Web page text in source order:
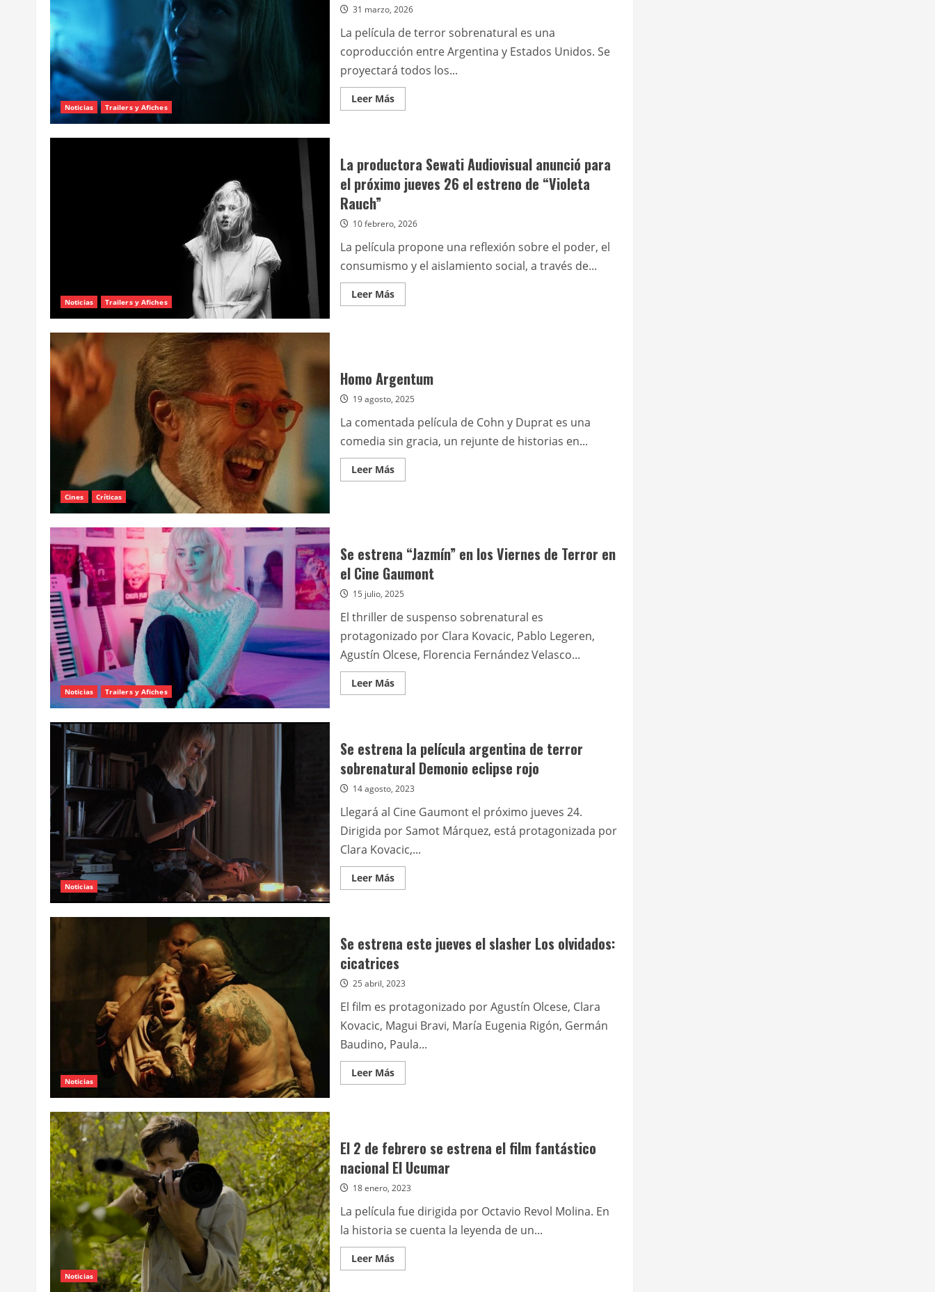
Noticias Trailers y Afiches
31 marzo, 2026
La película de terror sobrenatural es una
coproducción entre Argentina y Estados Unidos. Se
proyectará todos los...
Leer MásLeer
más
invocó
mi
nombre”
se
estrena
de
en
el
Cine
Gaumont
Noticias Trailers y Afiches
La productora Sewati Audiovisual anunció para
el próximo jueves 26 el estreno de “Violeta
Rauch”
10 febrero, 2026
La película propone una reflexión sobre el poder, el
consumismo y el aislamiento social, a través de...
Leer MásLeer
más
anunció
para
el
próximo
26
el
estreno
de
“Violeta
Rauch”
Cines Críticas
Homo Argentum
19 agosto, 2025
La comentada película de Cohn y Duprat es una
comedia sin gracia, un rejunte de historias en...
Leer MásLeer
más
Noticias Trailers y Afiches
Se estrena “Jazmín” en los Viernes de Terror en
el Cine Gaumont
15 julio, 2025
El thriller de suspenso sobrenatural es
protagonizado por Clara Kovacic, Pablo Legeren,
Agustín Olcese, Florencia Fernández Velasco...
Leer MásLeer
más
“Jazmín”
en
Viernes
Terror
el
Cine
Gaumont
Noticias
Se estrena la película argentina de terror
sobrenatural Demonio eclipse rojo
14 agosto, 2023
Llegará al Cine Gaumont el próximo jueves 24.
Dirigida por Samot Márquez, está protagonizada por
Clara Kovacic,...
Leer MásLeer
más
película
argentina
de
sobrenatural
eclipse
rojo
Noticias
Se estrena este jueves el slasher Los olvidados:
cicatrices
25 abril, 2023
El film es protagonizado por Agustín Olcese, Clara
Kovacic, Magui Bravi, María Eugenia Rigón, Germán
Baudino, Paula...
Leer MásLeer
más
jueves
el
slasher
Los
cicatrices
Noticias
El 2 de febrero se estrena el film fantástico
nacional El Ucumar
18 enero, 2023
La película fue dirigida por Octavio Revol Molina. En
la historia se cuenta la leyenda de un...
Leer MásLeer
más